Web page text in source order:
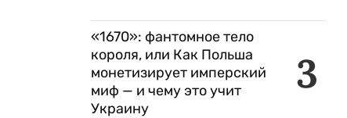
3
«1670»: фантомное тело
короля, или Как Польша
монетизирует имперский
миф — и чему это учит
Украину